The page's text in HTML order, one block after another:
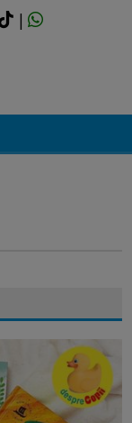
|